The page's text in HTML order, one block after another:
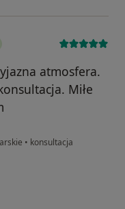
atmosfera.
Miłe
• konsultacja